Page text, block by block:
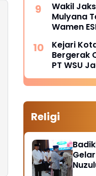
Langsung
Penjara
Wakil
Mulyana
Wamen
Sektor
Kejari
Bergerak
PT WSU
Kasus
Religi